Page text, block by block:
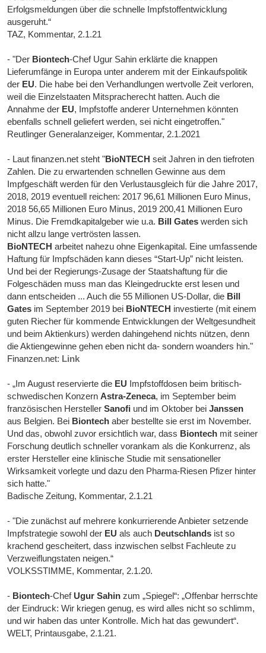
Erfolgsmeldungen über die schnelle Impfstoffentwicklung
ausgeruht.“
TAZ, Kommentar, 2.1.21
- "Der Biontech-Chef Ugur Sahin erklärte die knappen
Lieferumfänge in Europa unter anderem mit der Einkaufspolitik
der EU. Die habe bei den Verhandlungen wertvolle Zeit verloren,
weil die Einzelstaaten Mitspracherecht hatten. Auch die
Annahme der EU, Impfstoffe anderer Unternehmen könnten
ebenfalls schnell geliefert werden, sei nicht eingetroffen."
Reutlinger Generalanzeiger, Kommentar, 2.1.2021
- Laut finanzen.net steht "BioNTECH seit Jahren in den tiefroten
Zahlen. Die zu erwartenden schnellen Gewinne aus dem
Impfgeschäft werden für den Verlustausgleich für die Jahre 2017,
2018, 2019 eventuell reichen: 2017 96,61 Millionen Euro Minus,
2018 56,65 Millionen Euro Minus, 2019 200,41 Millionen Euro
Minus. Die Fremdkapitalgeber wie u.a. Bill Gates werden sich
nicht allzu lange vertrösten lassen.
BioNTECH arbeitet nahezu ohne Eigenkapital. Eine umfassende
Haftung für Impfschäden kann dieses “Start-Up” nicht leisten.
Und bei der Regierungs-Zusage der Staatshaftung für die
Folgeschäden muss man das Kleingedruckte erst lesen und
dann entscheiden ... Auch die 55 Millionen US-Dollar, die Bill
Gates im September 2019 bei BioNTECH investierte (mit einem
guten Riecher für kommende Entwicklungen der Weltgesundheit
und beim Aktienkurs) werden dahingehend nichts nützen, denn
die Aktiengewinne gehen eben nicht da- sondern woanders hin."
Finanzen.net: Link
- „Im August reservierte die EU Impfstoffdosen beim britisch-
schwedischen KonzernAstra-Zeneca, im September beim
französischen HerstellerSanofi und im Oktober beiJanssen
aus Belgien. Bei Biontech aber bestellte sie erst im November.
Und das, obwohl zuvor ersichtlich war, dass Biontech mit seiner
Forschung deutlich schneller vorankam als die Konkurrenz, als
erster Hersteller eine klinische Studie mit sensationeller
Wirksamkeit vorlegte und dazu den Pharma-Riesen Pfizer hinter
sich hatte."
Badische Zeitung, Kommentar, 2.1.21
- "Die zunächst auf mehrere konkurrierende Anbieter setzende
Impfstrategie sowohl der EU als auch Deutschlands ist so
krachend gescheitert, dass inzwischen selbst Fachleute zu
Verzweiflungstaten neigen.“
VOLKSSTIMME, Kommentar, 2.1.20.
- Biontech-Chef Ugur Sahin zum „Spiegel“: „Offenbar herrschte
der Eindruck: Wir kriegen genug, es wird alles nicht so schlimm,
und wir haben das unter Kontrolle. Mich hat das gewundert“.
WELT, Printausgabe, 2.1.21.